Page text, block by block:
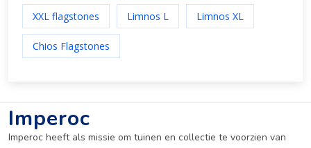
XXL flagstones Limnos L Limnos XL
Chios Flagstones
Imperoc
Imperoc heeft als missie om tuinen en collectie te voorzien van